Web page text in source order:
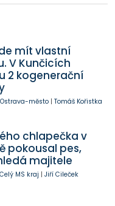
mít vlastní
V Kunčicích
2 kogenerační
Ostrava-město| Tomáš Kořistka
chlapečka v
pokousal pes,
majitele
Celý MS kraj | Jiří Cileček